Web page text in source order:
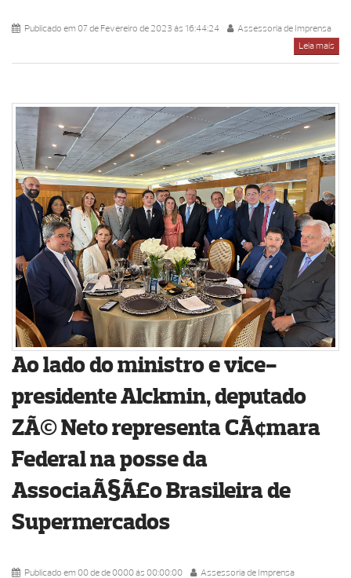
Publicado em 07 de Fevereiro de 2023 ás 16:44:24
Assessoria de Imprensa
Leia mais
Ao lado do ministro e vice-
presidente Alckmin, deputado
ZÃ© Neto representa CÃ¢mara
Federal na posse da
AssociaÃ§Ã£o Brasileira de
Supermercados
Publicado em 00 de de 0000 ás 00:00:00 Assessoria de Imprensa